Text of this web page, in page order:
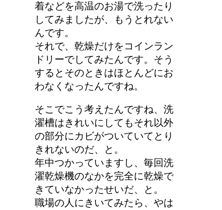
着などを高温のお湯で洗ったり
してみましたが、もうとれない
んです。
それで、乾燥だけをコインラン
ドリーでしてみたんです。そう
するとそのときはほとんどにお
わなくなったんですね。
そこでこう考えたんですね、洗
濯槽はきれいにしてもそれ以外
の部分にカビがついていてとり
きれないのだ、と。
年中つかっていますし、毎回洗
濯乾燥機のなかを完全に乾燥で
きていなかったせいだ、と。
職場の人にきいてみたら、やは